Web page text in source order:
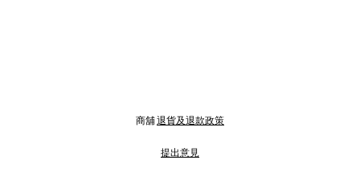
商舖退貨及退款政策
提出意見